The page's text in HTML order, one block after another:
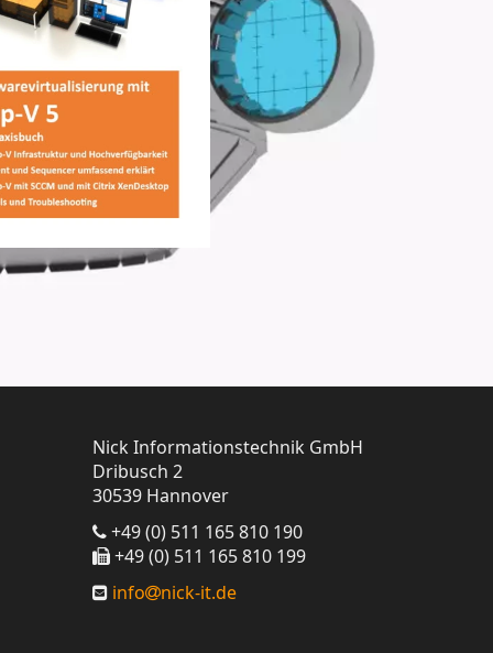
Nick Informationstechnik GmbH
Dribusch 2
30539 Hannover
+49 (0) 511 165 810 190
+49 (0) 511 165 810 199
info
nick-it.de